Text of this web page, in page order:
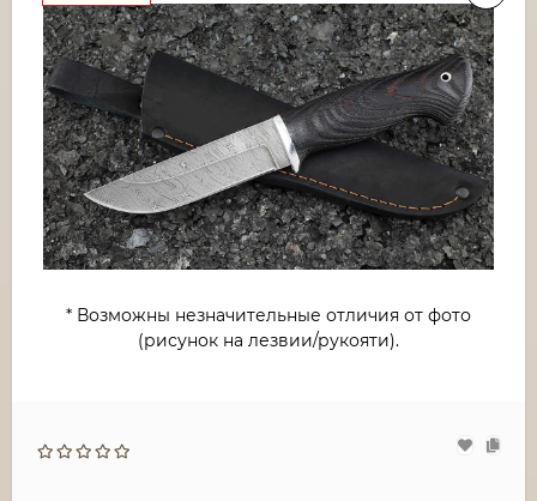
* Возможны незначительные отличия от фото
(рисунок на лезвии/рукояти).